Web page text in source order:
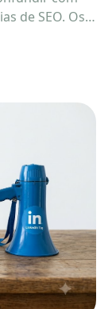
de SEO. Os
importa é